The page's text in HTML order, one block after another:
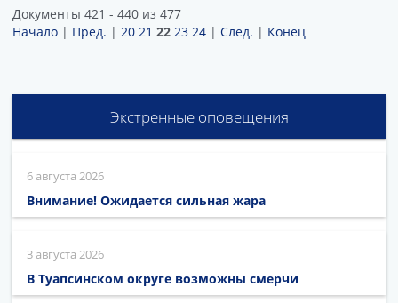
Документы 421 - 440 из 477
Начало | Пред. | 20 21 22 23 24 | След. | Конец
Экстренные оповещения
6 августа 2026
Внимание! Ожидается сильная жара
3 августа 2026
В Туапсинском округе возможны смерчи